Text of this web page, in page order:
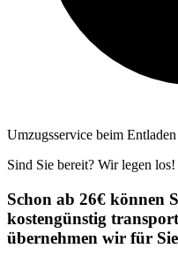
Umzugsservice beim
Sind Sie bereit? Wir legen los!
Schon ab 26€ können
kostengünstig
übernehmen wir für Sie